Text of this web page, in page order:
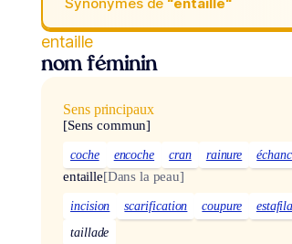
entaille
nom féminin
Sens principaux
[Sens commun]
coche encoche cran rainure
entaille[Dans la peau]
incision scarification coupure
taillade